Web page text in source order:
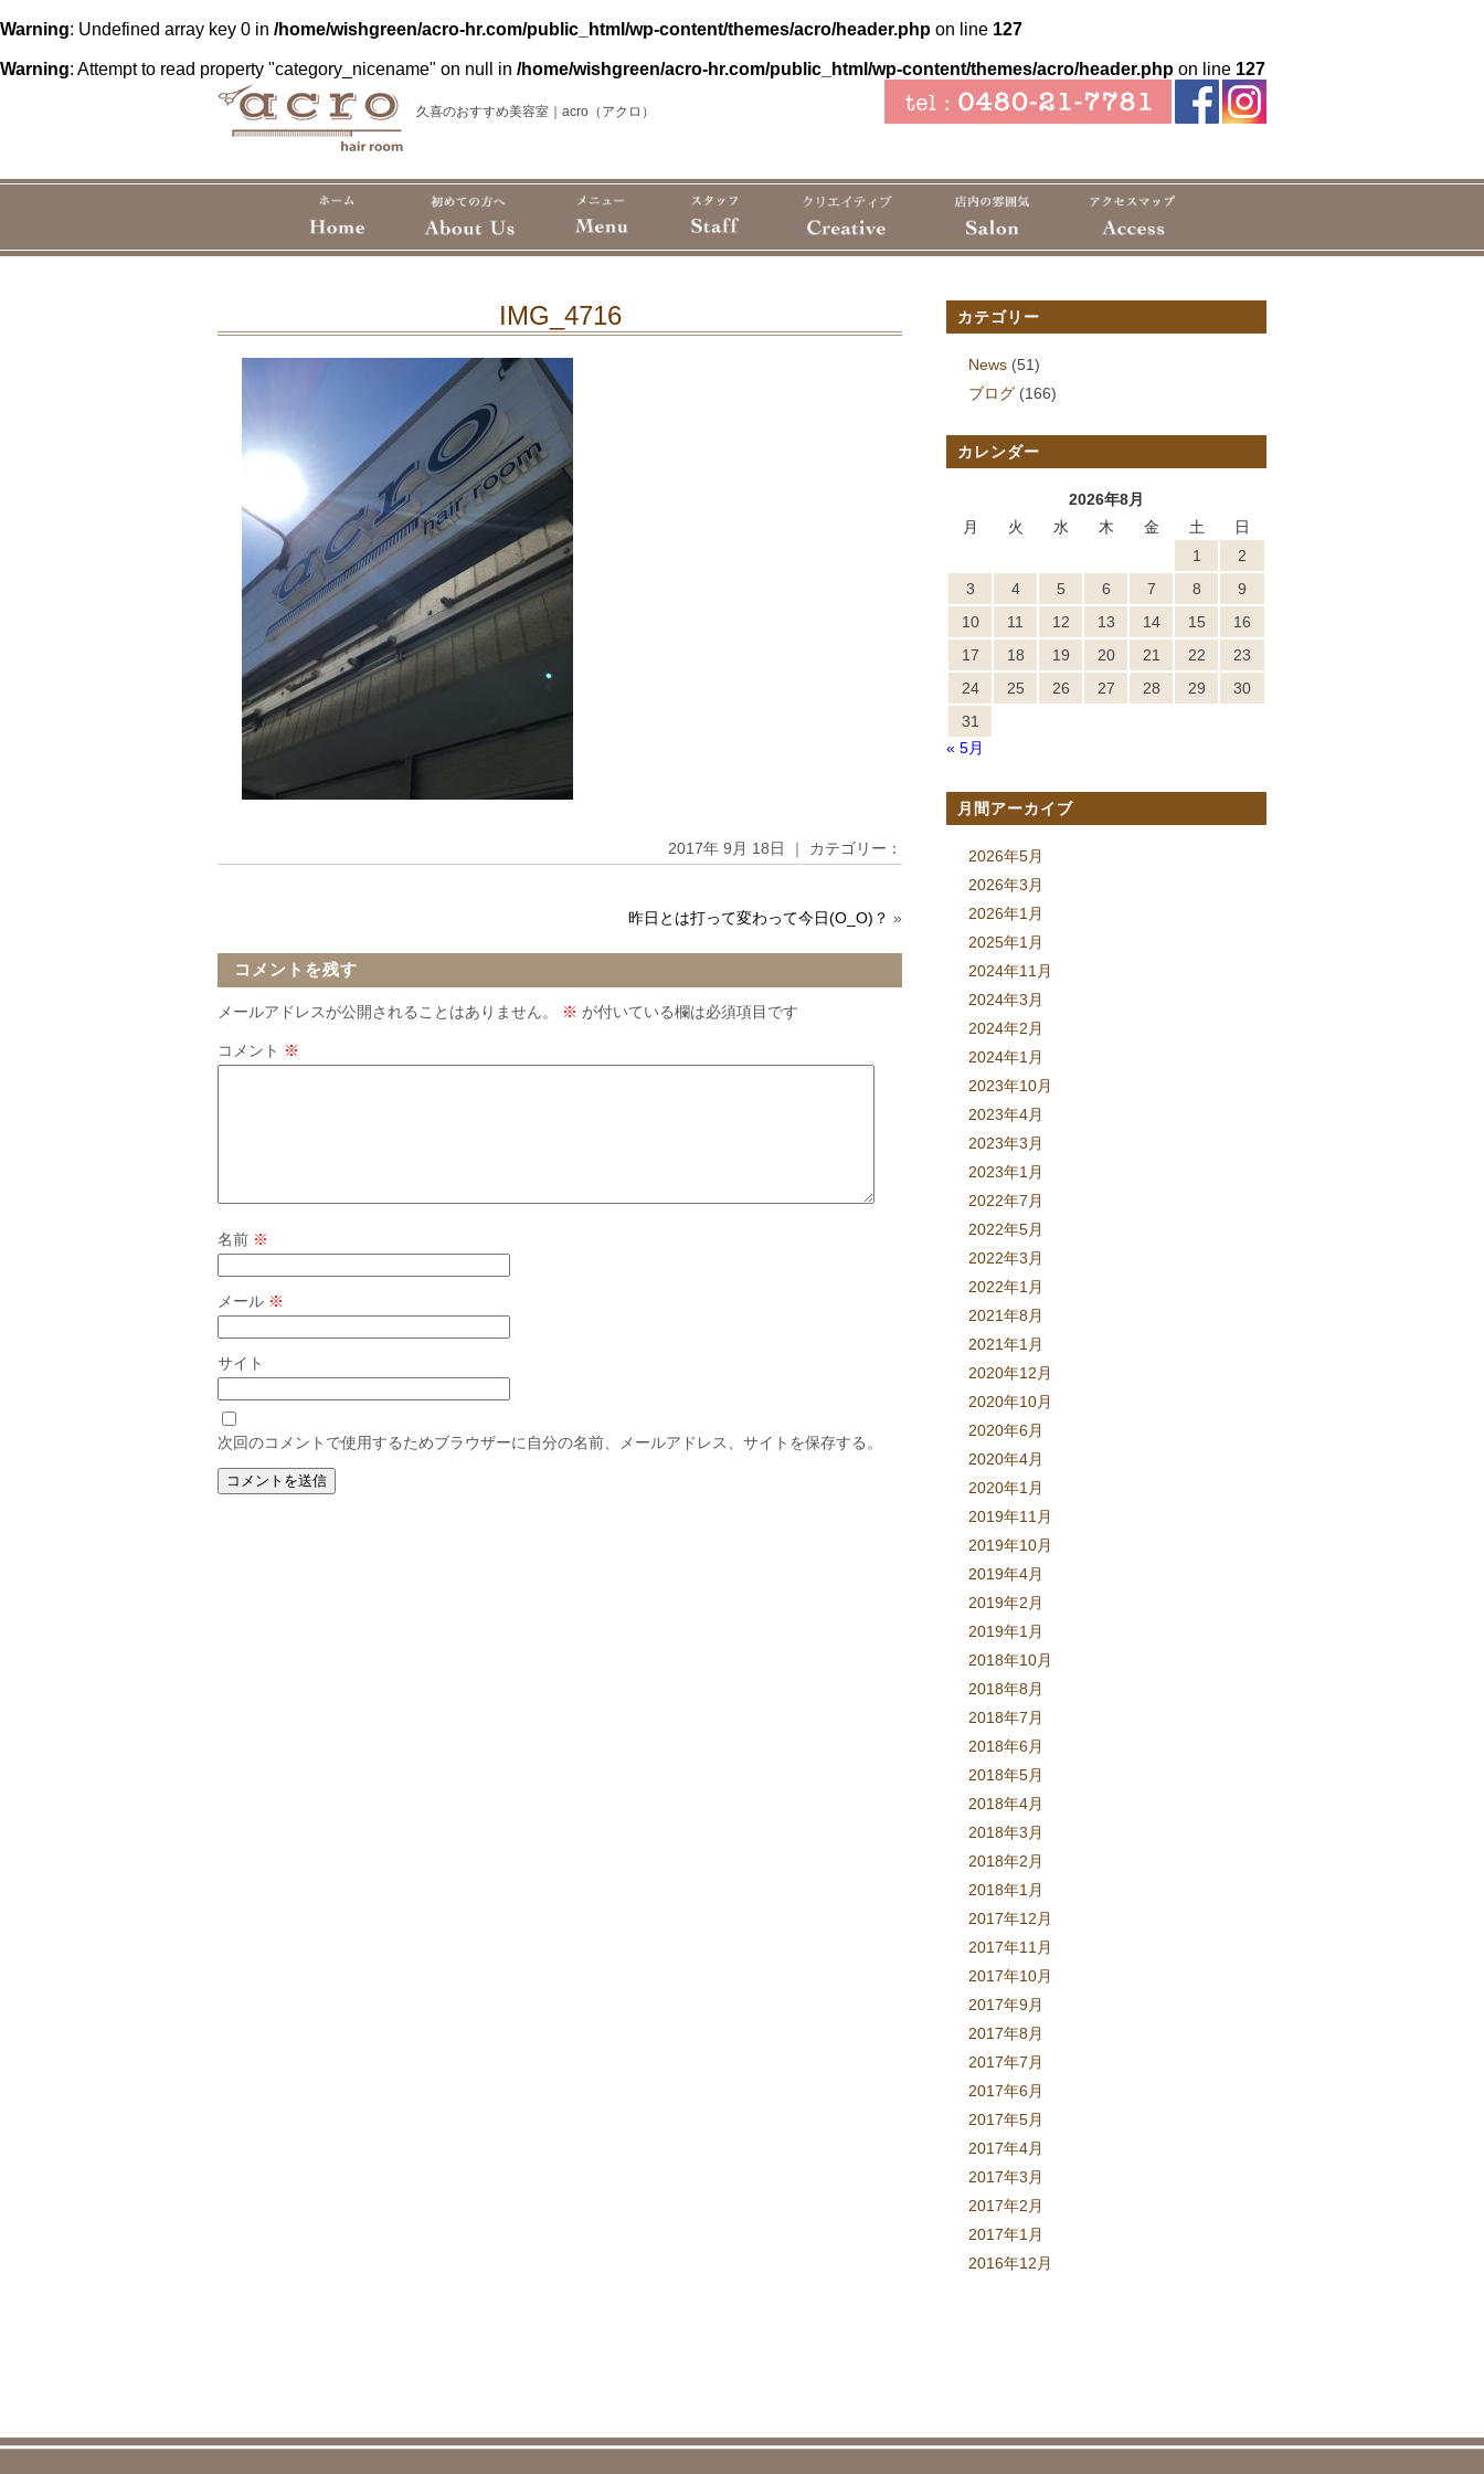
Warning: Undefined array key 0 in /home/wishgreen/acro-hr.com/public_html/wp-content/themes/acro/header.php on line 127
Warning: Attempt to read property "category_nicename" on null in /home/wishgreen/acro-hr.com/public_html/wp-content/themes/acro/header.php on line 127
久喜のおすすめ美容室｜acro（アクロ）
IMG_4716
2017年 9月 18日 ｜ カテゴリー：
昨日とは打って変わって今日(O_O)？ »
コメントを残す
メールアドレスが公開されることはありません。 ※ が付いている欄は必須項目です
コメント ※
名前 ※
メール ※
サイト
次回のコメントで使用するためブラウザーに自分の名前、メールアドレス、サイトを保存する。
カテゴリー
News (51)
ブログ (166)
カレンダー
2026年8月
月
火 水 木 金 土
日
1
2
3
4 5 6 7 8
9
10
11 12 13 14 15
16
17
18 19 20 21 22
23
24
25 26 27 28 29
30
31
« 5月
月間アーカイブ
2026年5月
2026年3月
2026年1月
2025年1月
2024年11月
2024年3月
2024年2月
2024年1月
2023年10月
2023年4月
2023年3月
2023年1月
2022年7月
2022年5月
2022年3月
2022年1月
2021年8月
2021年1月
2020年12月
2020年10月
2020年6月
2020年4月
2020年1月
2019年11月
2019年10月
2019年4月
2019年2月
2019年1月
2018年10月
2018年8月
2018年7月
2018年6月
2018年5月
2018年4月
2018年3月
2018年2月
2018年1月
2017年12月
2017年11月
2017年10月
2017年9月
2017年8月
2017年7月
2017年6月
2017年5月
2017年4月
2017年3月
2017年2月
2017年1月
2016年12月